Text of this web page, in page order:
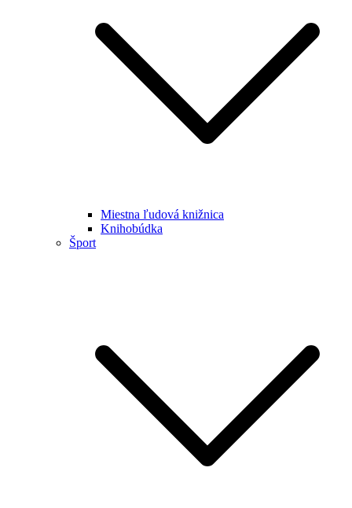
Miestna ľudová knižnica
Knihobúdka
Šport